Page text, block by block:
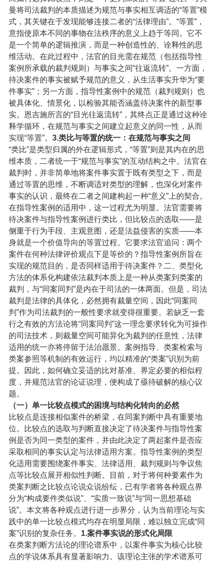
曼将司法裁判的本质描述为规范与事实相互调适的“等置”模
式，其关键在于发现能够连接二者的“法律理由”。“等置”，
意指使原本不同的事物在法秩序的意义上趋于等同。它不
是一个简单的逻辑推演，而是一种创造性的、诠释性的思
维活动。在此过程中，法官的目光需在规范（包括指导性
案例所承载的裁判规则）与事实之间“往返流转”。一方面，
待决案件的事实被赋予规范的意义，从生活事实升华为“要
件事实”；另一方面，指导性案例中的规范（裁判规则）也
被具体化、情景化，以检验其能否涵盖待决案件的新型事
实。恩吉施所言的“目光往返流转”，其终点正是通过这种诠
释学循环，在规范与事实之间建立起意义的同一性，从而
实现“等置”。 3.类比与等置的统一：在规范与事实之间
“类比”是类型归属的外在逻辑形式，“等置”则是其内在的思
维本质，二者统一于“规范与事实”的互动结构之中。法官在
裁判时，并非简单地将案件事实置于既有类型之下，而是
通过等置的思维，不断调适对类型的理解，也深化对案件
事实的认识，最终在二者之间建构起一种“意义”上的契合。
在指导性案例的适用中，这一过程尤为明显。法官需要将
待决案件与指导性案例进行类比，但比较点的选取——是
侧重于行为手段、主观意图，还是法益侵害的实质——本
身就是一个价值导向的等置过程。它要求法官追问：两个
案件在何种法律评价观点下是等价的？指导性案例所旨在
实现的规范目的，是否同样适用于待决案件？ 二、类型化
方法的体系化构建依法裁判本质上是一种从类案到类案的
裁判，与“同案同判”是内在于司法的一体两面。但是，司法
裁判是法律的具体化，必然拥有裁量空间，因此“同案同
判”作为司法裁判的一般性要求就变得很重要。若缺乏一套
行之有效的方法论将“同案同判”这一理念要求转化为可操作
的司法技术，则裁量空间可能异化为裁判的任意性，法律
适用的统一亦将停留于法治愿景。案例指导、类案检索与
类案参照等机制的有效运行，均以精准的“类案”识别为前
提。因此，如何确立妥适的比对基准、界定必要的相似程
度，并规范法官的论证说理，便构成了亟待破解的核心议
题。
（一） 单一比较点模式的困境与结构化转向的必然
比较点是连接相似案件的桥梁，在同案判断中具有重要地
位。比较点的选取与判断直接决定了待决案件与指导性案
例是否为同一类型的案件，并由此决定了两起案件是否应
采取相同的事实认定与法律适用方案。指导性案例的类型
化适用需要围绕案件事实、法律适用、裁判规则与争议焦
点等比较点展开相似性判断。目前，对于将何种要素作为
类案判断之比较点论说众说纷纭，已有学者将各种观点界
分为“构成要件类似说”、“实质一致说”与“同一思想基础
说”。本文将各种观点进行进一步界分，认为当前理论与实
践中的单一比较点模式均存在明显局限，难以独立完成“同
案”识别的复杂任务。 1.案件事实说的形式化局限
在类案判断方法论的理论谱系中，以案件事实为核心比较
点的学说体系具有显著影响力。该理论主张的学术谱系可